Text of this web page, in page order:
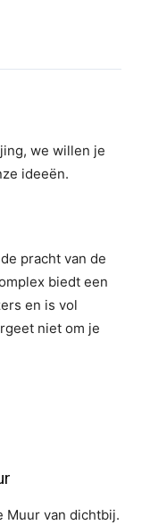
we willen je
ideeën.
pracht van de
biedt een
en is vol
niet om je
Muur van dichtbij.